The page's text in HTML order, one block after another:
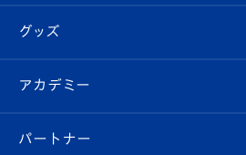
チケット
イベント
メディア
スタッフプロフィール
マスコット紹介
はじめての観戦ガイド
Revive Team
ヴィヴィくんの長崎おもてなしガイド
フォトギャラリー
スタジアムグルメ
チケット
V-LOVERS（ファンクラブ）
グッズ
オンラインショップ
アカデミー
育成からのお知らせ
パートナー